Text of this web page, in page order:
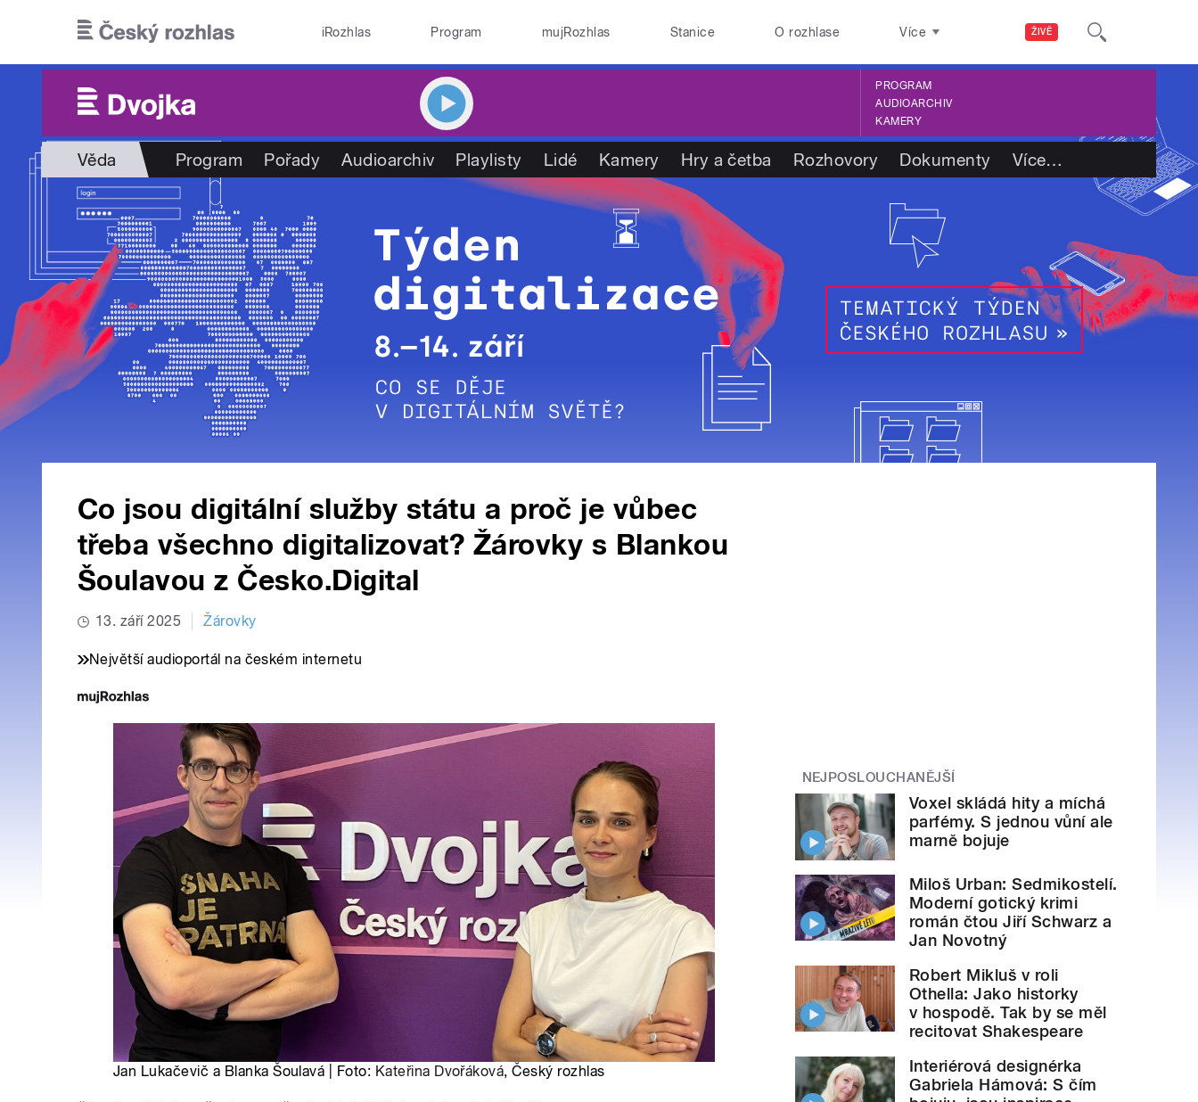
ŽIVĚ
iRozhlas Program mujRozhlas Stanice O rozhlase Více
PROGRAM
AUDIOARCHIV
KAMERY
Věda Program Pořady Audioarchiv Playlisty Lidé Kamery Hry a četba Rozhovory Dokumenty Více…
Co jsou digitální služby státu a proč je vůbec
třeba všechno digitalizovat? Žárovky s Blankou
Šoulavou z Česko.Digital
13. září 2025 Žárovky
Největší audioportál na českém internetu
Jan Lukačevič a Blanka Šoulavá | Foto: Kateřina Dvořáková, Český rozhlas
NEJPOSLOUCHANĚJŠÍ
Voxel skládá hity a míchá
parfémy. S jednou vůní ale
marně bojuje
Miloš Urban: Sedmikostelí.
Moderní gotický krimi
román čtou Jiří Schwarz a
Jan Novotný
Robert Mikluš v roli
Othella: Jako historky
v hospodě. Tak by se měl
recitovat Shakespeare
Interiérová designérka
Gabriela Hámová: S čím